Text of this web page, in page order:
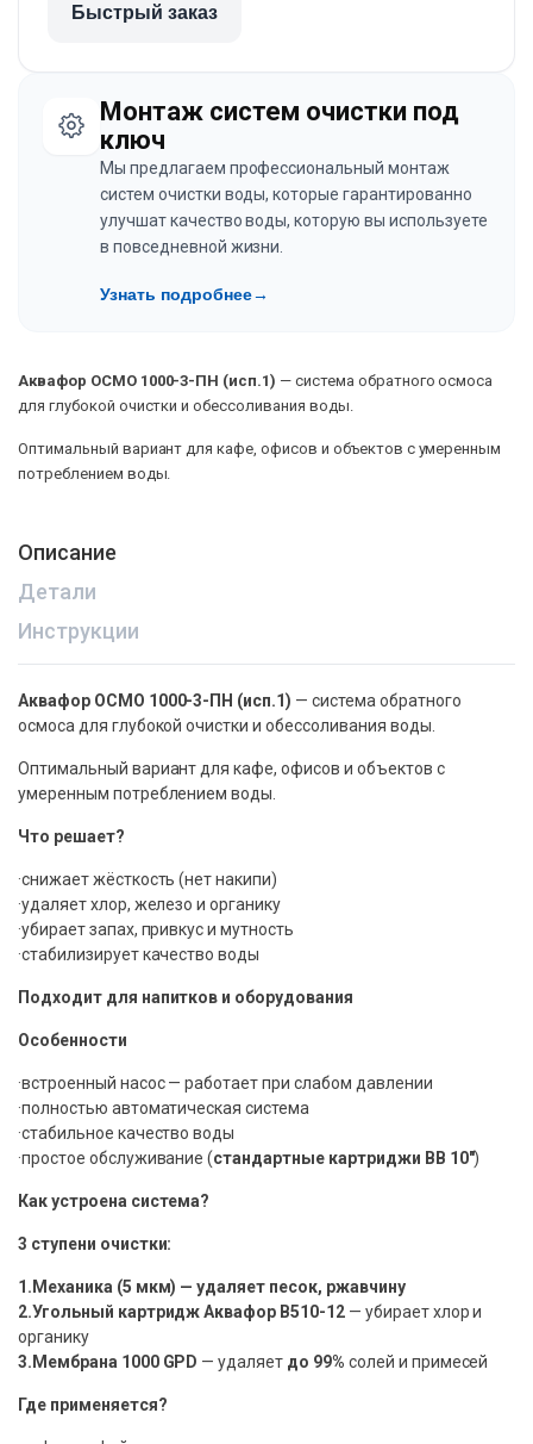
Быстрый заказ
Монтаж систем очистки под
ключ
Мы предлагаем профессиональный монтаж
систем очистки воды, которые гарантированно
улучшат качество воды, которую вы используете
в повседневной жизни.
Узнать подробнее→
Аквафор ОСМО 1000-3-ПН (исп.1) — система обратного осмоса
для глубокой очистки и обессоливания воды.
Оптимальный вариант для кафе, офисов и объектов с умеренным
потреблением воды.
Описание
Детали
Инструкции
Аквафор ОСМО 1000-3-ПН (исп.1) — система обратного
осмоса для глубокой очистки и обессоливания воды.
Оптимальный вариант для кафе, офисов и объектов с
умеренным потреблением воды.
Что решает?
·снижает жёсткость (нет накипи)
·удаляет хлор, железо и органику
·убирает запах, привкус и мутность
·стабилизирует качество воды
Подходит для напитков и оборудования
Особенности
·встроенный насос — работает при слабом давлении
·полностью автоматическая система
·стабильное качество воды
·простое обслуживание (стандартные картриджи BB 10″)
Как устроена система?
3 ступени очистки:
1.Механика (5 мкм) — удаляет песок, ржавчину
2.Угольный картридж Аквафор В510-12— убирает хлор и
органику
3.Мембрана 1000 GPD — удаляет до 99% солей и примесей
Где применяется?